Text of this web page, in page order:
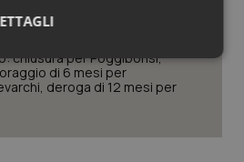
& Testa Collo
chiusura per Poggibonsi,
di 6 mesi per
deroga di 12 mesi per
Statistici Marketing